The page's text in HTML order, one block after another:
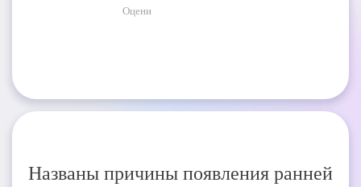
Оцени
Названы причины появления ранней